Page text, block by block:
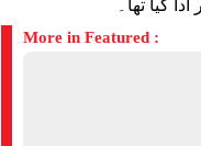
More in Featured :